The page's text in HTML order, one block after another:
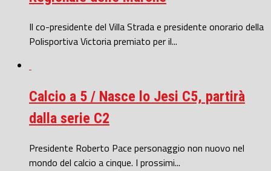
Il co-presidente del Villa Strada e presidente onorario della
Polisportiva Victoria premiato per il...
Calcio a 5 / Nasce lo Jesi C5, partirà
dalla serie C2
Presidente Roberto Pace personaggio non nuovo nel
mondo del calcio a cinque. I prossimi...